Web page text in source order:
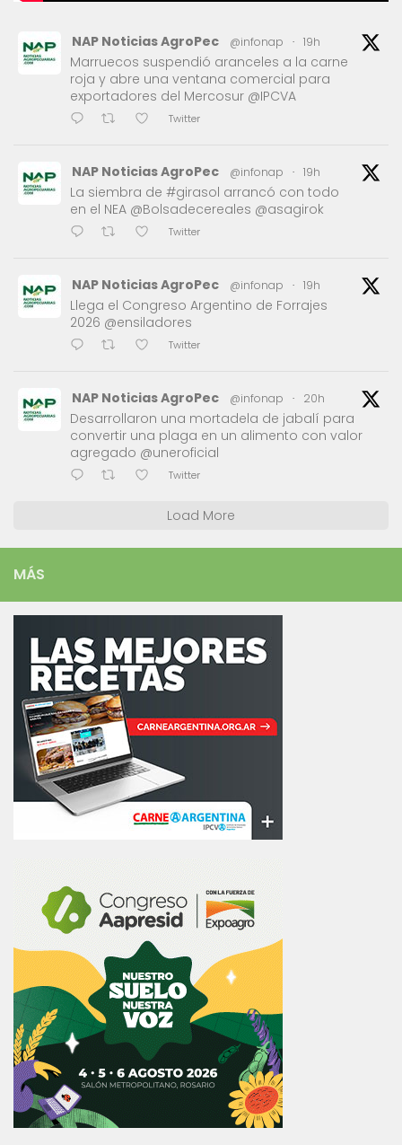
NAP Noticias AgroPec @infonap · 19h
Marruecos suspendió aranceles a la carne
roja y abre una ventana comercial para
exportadores del Mercosur @IPCVA
Twitter
NAP Noticias AgroPec @infonap · 19h
La siembra de #girasol arrancó con todo
en el NEA @Bolsadecereales @asagirok
Twitter
NAP Noticias AgroPec @infonap · 19h
Llega el Congreso Argentino de Forrajes
2026 @ensiladores
Twitter
NAP Noticias AgroPec @infonap · 20h
Desarrollaron una mortadela de jabalí para
convertir una plaga en un alimento con valor
agregado @uneroficial
Twitter
Load More
MÁS